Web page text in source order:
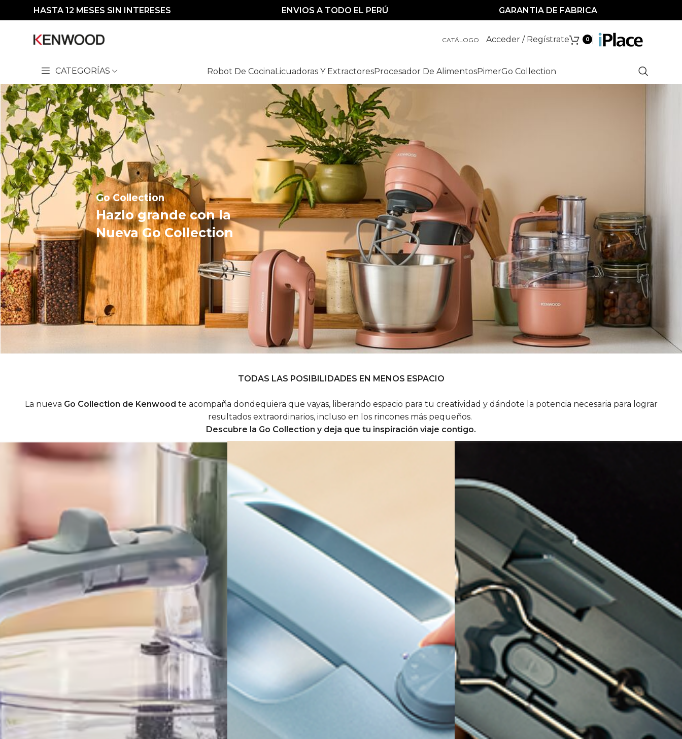
HASTA 12 MESES SIN INTERESES ENVIOS A TODO EL PERÚ GARANTIA DE FABRICA
CATÁLOGO Acceder / Regístrate 0
CATEGORÍAS Robot De CocinaLicuadoras Y ExtractoresProcesador De AlimentosPimerGo Collection
Go Collection
Hazlo grande con la
Nueva Go Collection
Hazlo grande con la
Nueva Go Collection
Go Collection
TODAS LAS POSIBILIDADES EN MENOS ESPACIO
La nueva Go Collection de Kenwood te acompaña dondequiera que vayas, liberando espacio para tu creatividad y dándote la potencia necesaria para lograr
resultados extraordinarios, incluso en los rincones más pequeños.
Descubre la Go Collection y deja que tu inspiración viaje contigo.